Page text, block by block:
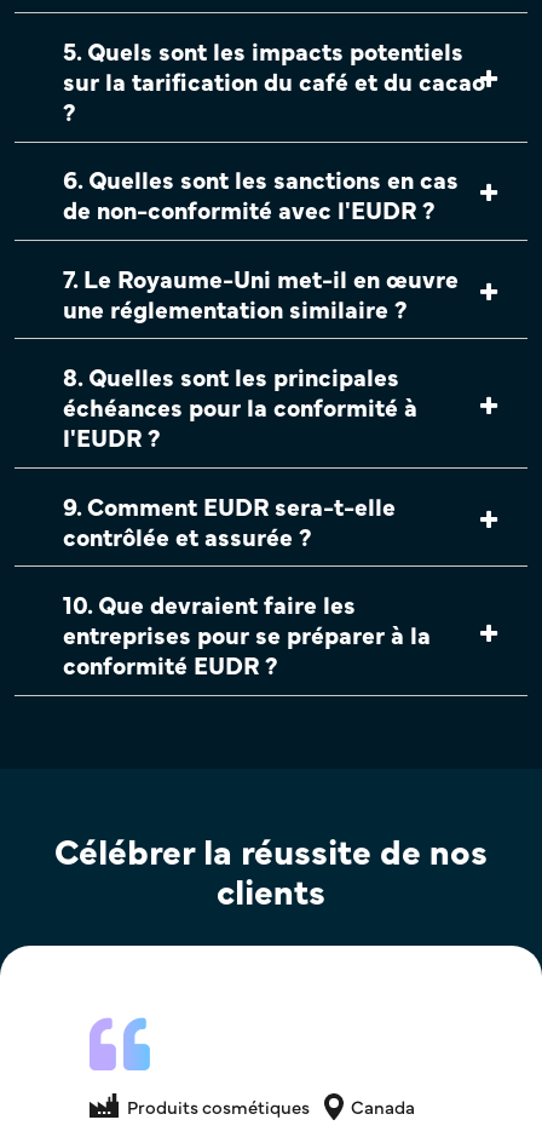
5. Quels sont les impacts potentiels
sur la tarification du café et du cacao
?
6. Quelles sont les sanctions en cas
de non-conformité avec l'EUDR ?
7. Le Royaume-Uni met-il en œuvre
une réglementation similaire ?
8. Quelles sont les principales
échéances pour la conformité à
l'EUDR ?
9. Comment EUDR sera-t-elle
contrôlée et assurée ?
10. Que devraient faire les
entreprises pour se préparer à la
conformité EUDR ?
Célébrer la réussite de nos
clients
Produits cosmétiques
Produits cosmétiques
Canada